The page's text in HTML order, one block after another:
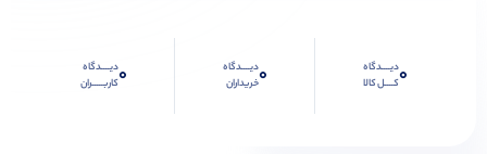
0دیــــدگاه
کــــل کالا
0دیــــدگاه
خریداران
0دیــــدگاه
کاربـــــران